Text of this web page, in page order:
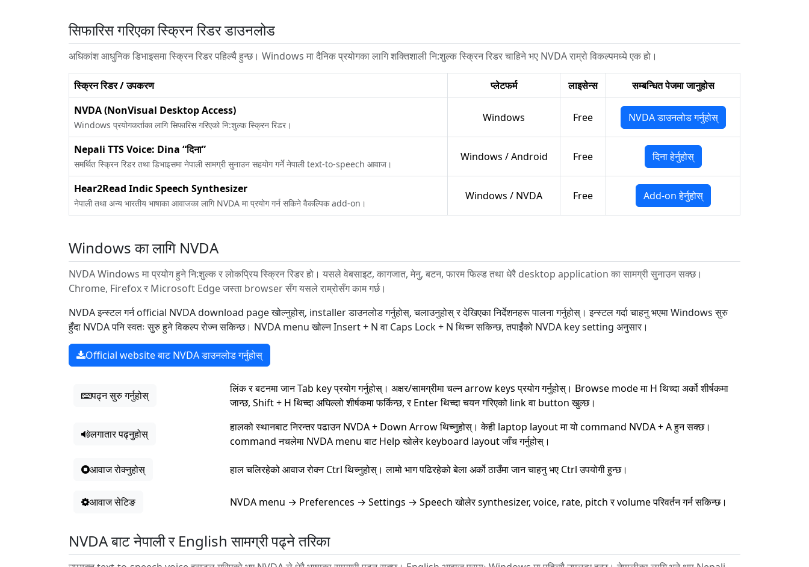
सिफारिस गरिएका स्क्रिन रिडर डाउनलोड
अधिकांश आधुनिक डिभाइसमा स्क्रिन रिडर पहिल्यै हुन्छ। Windows मा दैनिक प्रयोगका लागि शक्तिशाली नि:शुल्क स्क्रिन रिडर चाहिने भए NVDA राम्रो विकल्पमध्ये एक हो।
स्क्रिन रिडर / उपकरण प्लेटफर्म लाइसेन्स
सम्बन्धित पेजमा जानुहोस
NVDA (NonVisual Desktop Access)
Windows प्रयोगकर्ताका लागि सिफारिस गरिएको नि:शुल्क स्क्रिन रिडर।
Windows Free NVDA डाउनलोड गर्नुहोस्
Nepali TTS Voice: Dina “दिना”
समर्थित स्क्रिन रिडर तथा डिभाइसमा नेपाली सामग्री सुनाउन सहयोग गर्ने नेपाली text-to-speech आवाज।
Windows / Android Free दिना हेर्नुहोस्
Hear2Read Indic Speech Synthesizer
नेपाली तथा अन्य भारतीय भाषाका आवाजका लागि NVDA मा प्रयोग गर्न सकिने वैकल्पिक add-on।
Windows / NVDA Free Add-on हेर्नुहोस्
Windows का लागि NVDA
NVDA Windows मा प्रयोग हुने नि:शुल्क र लोकप्रिय स्क्रिन रिडर हो। यसले वेबसाइट, कागजात, मेनु, बटन, फारम फिल्ड तथा धेरै desktop application का सामग्री सुनाउन सक्छ।
Chrome, Firefox र Microsoft Edge जस्ता browser सँग यसले राम्रोसँग काम गर्छ।
NVDA इन्स्टल गर्न official NVDA download page खोल्नुहोस्, installer डाउनलोड गर्नुहोस्, चलाउनुहोस् र देखिएका निर्देशनहरू पालना गर्नुहोस्। इन्स्टल गर्दा चाहनु भएमा Windows सुरु
हुँदा NVDA पनि स्वतः सुरु हुने विकल्प रोज्न सकिन्छ। NVDA menu खोल्न Insert + N वा Caps Lock + N थिच्न सकिन्छ, तपाईंको NVDA key setting अनुसार।
Official website बाट NVDA डाउनलोड गर्नुहोस्
पढ्न सुरु गर्नुहोस्
लिंक र बटनमा जान Tab key प्रयोग गर्नुहोस्। अक्षर/सामग्रीमा चल्न arrow keys प्रयोग गर्नुहोस्। Browse mode मा H थिच्दा अर्को शीर्षकमा
जान्छ, Shift + H थिच्दा अघिल्लो शीर्षकमा फर्किन्छ, र Enter थिच्दा चयन गरिएको link वा button खुल्छ।
लगातार पढ्नुहोस्
हालको स्थानबाट निरन्तर पढाउन NVDA + Down Arrow थिच्नुहोस्। केही laptop layout मा यो command NVDA + A हुन सक्छ।
command नचलेमा NVDA menu बाट Help खोलेर keyboard layout जाँच गर्नुहोस्।
आवाज रोक्नुहोस् हाल चलिरहेको आवाज रोक्न Ctrl थिच्नुहोस्। लामो भाग पढिरहेको बेला अर्को ठाउँमा जान चाहनु भए Ctrl उपयोगी हुन्छ।
आवाज सेटिङ NVDA menu → Preferences → Settings → Speech खोलेर synthesizer, voice, rate, pitch र volume परिवर्तन गर्न सकिन्छ।
NVDA बाट नेपाली र English सामग्री पढ्ने तरिका